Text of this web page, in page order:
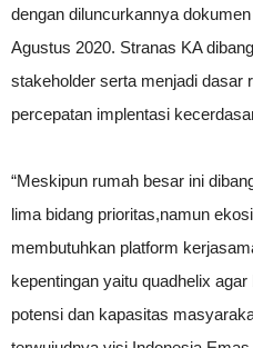
dengan diluncurkannya
Agustus 2020. Stranas KA
stakeholder serta menjadi dasar
percepatan implentasi
“Meskipun rumah besar ini
lima bidang prioritas,namun
membutuhkan platform
kepentingan yaitu quadhelix
potensi dan kapasitas